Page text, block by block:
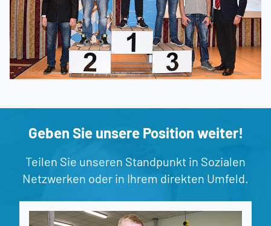
Geben Sie unsere Position weiter!
Teilen Sie unseren Standpunkt in Sozialen
Netzwerken oder in Ihrem direkten Umfeld.